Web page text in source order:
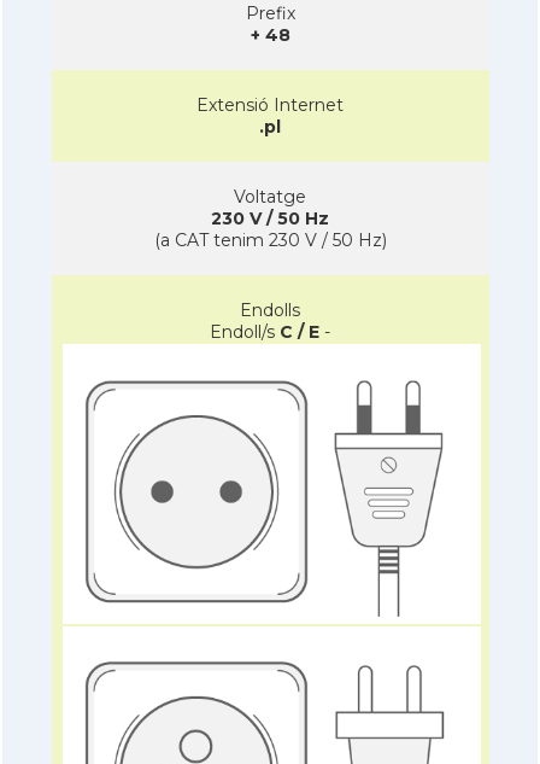
Prefix
+ 48
Extensió Internet
.pl
Voltatge
230 V / 50 Hz
(a CAT tenim 230 V / 50 Hz)
Endolls
Endoll/s C / E -